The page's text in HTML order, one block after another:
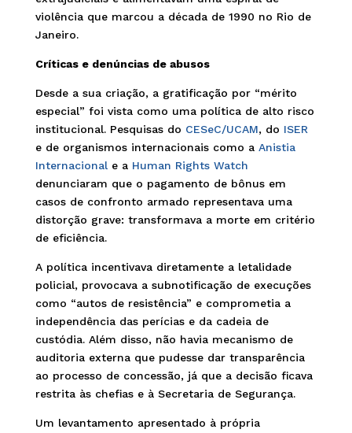
violência que marcou a década de 1990 no Rio de
Janeiro.
Críticas e denúncias de abusos
Desde a sua criação, a gratificação por “mérito
especial” foi vista como uma política de alto risco
institucional. Pesquisas do CESeC/UCAM, do ISER
e de organismos internacionais como a Anistia
Internacionale a Human Rights Watch
denunciaram que o pagamento de bônus em
casos de confronto armado representava uma
distorção grave: transformava a morte em critério
de eficiência.
A política incentivava diretamente a letalidade
policial, provocava a subnotificação de execuções
como “autos de resistência” e comprometia a
independência das perícias e da cadeia de
custódia. Além disso, não havia mecanismo de
auditoria externa que pudesse dar transparência
ao processo de concessão, já que a decisão ficava
restrita às chefias e à Secretaria de Segurança.
Um levantamento apresentado à própria